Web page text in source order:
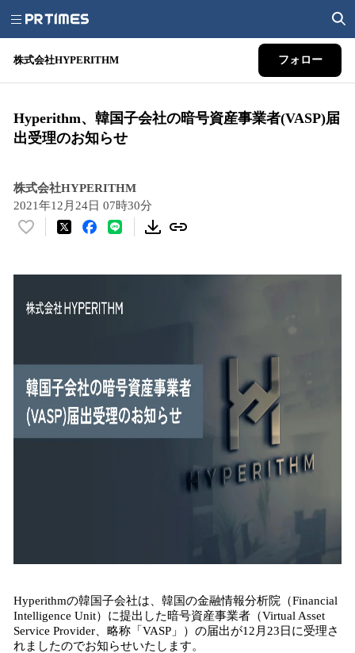
株式会社HYPERITHM フォロー
Hyperithm、韓国子会社の暗号資産事業者(VASP)届
出受理のお知らせ
株式会社HYPERITHM
2021年12月24日 07時30分
い
数
を
込
み
中
で
Hyperithmの韓国子会社は、韓国の金融情報分析院（Financial
Intelligence Unit）に提出した暗号資産事業者（Virtual Asset
Service Provider、略称「VASP」）の届出が12月23日に受理さ
れましたのでお知らせいたします。